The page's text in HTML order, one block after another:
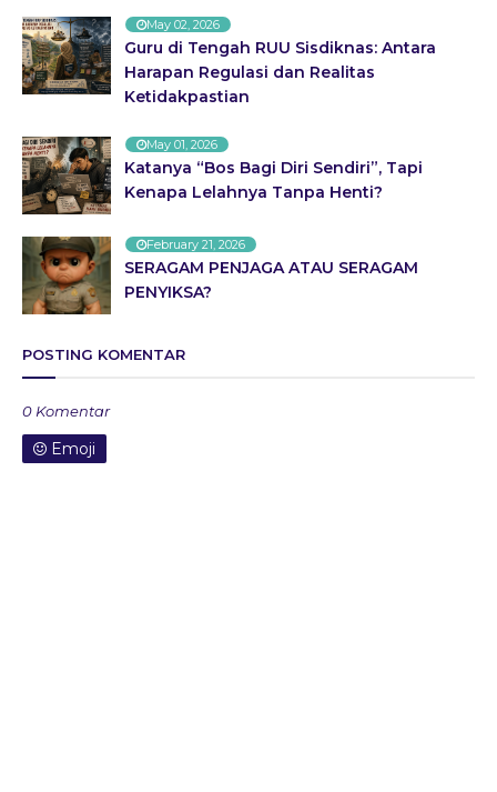
May 02, 2026
Guru di Tengah RUU Sisdiknas: Antara
Harapan Regulasi dan Realitas
Ketidakpastian
May 01, 2026
Katanya “Bos Bagi Diri Sendiri”, Tapi
Kenapa Lelahnya Tanpa Henti?
February 21, 2026
SERAGAM PENJAGA ATAU SERAGAM
PENYIKSA?
POSTING KOMENTAR
0 Komentar
Emoji